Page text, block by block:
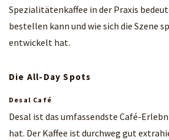
Spezialitätenkaffee in der Praxis
bestellen kann und wie sich die Szene
entwickelt hat.
Die All-Day Spots
Desal Café
Desal ist das umfassendste Café-
hat. Der Kaffee ist durchweg gut